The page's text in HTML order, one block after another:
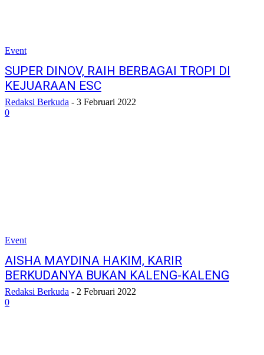
Event
SUPER DINOV, RAIH BERBAGAI TROPI DI
KEJUARAAN ESC
Redaksi Berkuda - 3 Februari 2022
0
Event
AISHA MAYDINA HAKIM, KARIR
BERKUDANYA BUKAN KALENG-KALENG
Redaksi Berkuda - 2 Februari 2022
0